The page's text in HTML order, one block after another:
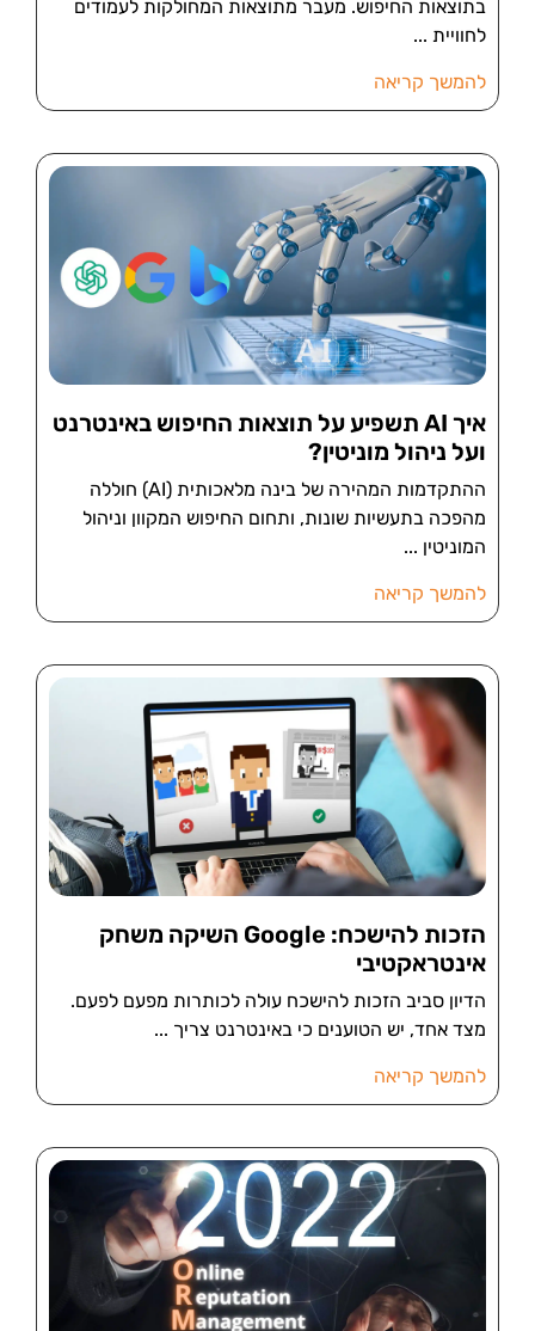
בתוצאות החיפוש. מעבר מתוצאות המחולקות לעמודים
לחוויית
להמשך קריאה
איך AI תשפיע על תוצאות החיפוש באינטרנט
ועל ניהול מוניטין?
ההתקדמות המהירה של בינה מלאכותית (AI) חוללה
מהפכה בתעשיות שונות, ותחום החיפוש המקוון וניהול
המוניטין
להמשך קריאה
הזכות להישכח: Google השיקה משחק
אינטראקטיבי
הדיון סביב הזכות להישכח עולה לכותרות מפעם לפעם.
מצד אחד, יש הטוענים כי באינטרנט צריך
להמשך קריאה